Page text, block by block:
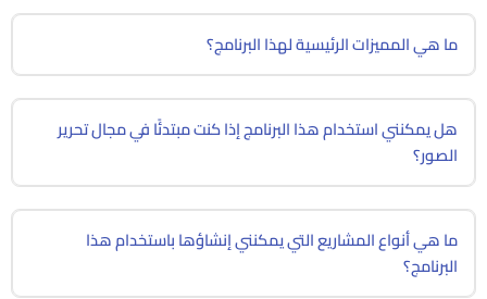
ما هي المميزات الرئيسية لهذا البرنامج؟
هل يمكنني استخدام هذا البرنامج إذا كنت مبتدئًا في مجال تحرير
الصور؟
ما هي أنواع المشاريع التي يمكنني إنشاؤها باستخدام هذا
البرنامج؟